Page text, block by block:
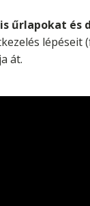
űrlapokat és
lépéseit
át.